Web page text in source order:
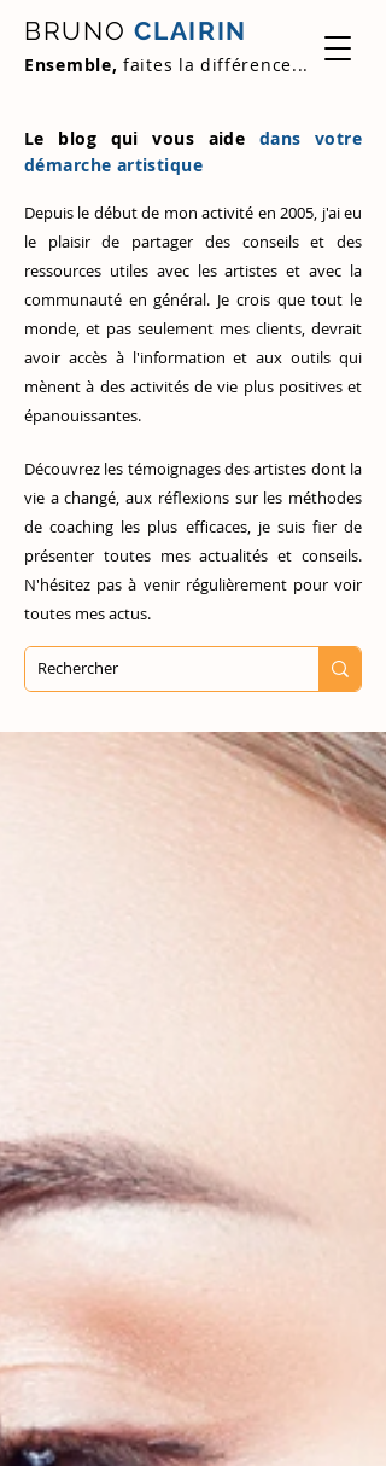
BRUNO CLAIRIN
Ensemble, faites la différence...
Le blog qui vous aide dans votre
démarche artistique
Depuis le début de mon activité en 2005, j'ai eu
le plaisir de partager des conseils et des
ressources utiles avec les artistes et avec la
communauté en général. Je crois que tout le
monde, et pas seulement mes clients, devrait
avoir accès à l'information et aux outils qui
mènent à des activités de vie plus positives et
épanouissantes.
Découvrez les témoignages des artistes dont la
vie a changé, aux réflexions sur les méthodes
de coaching les plus efficaces, je suis fier de
présenter toutes mes actualités et conseils.
N'hésitez pas à venir régulièrement pour voir
toutes mes actus.